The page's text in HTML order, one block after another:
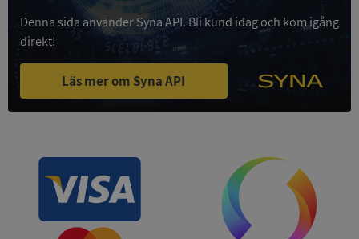
Denna sida använder Syna API. Bli kund idag och kom igång
direkt!
Läs mer om Syna API
VISITOR_PRIVACY_METADATA
YouTube
5 månader
ASP.NET_SessionId
Microsoft
Corporation
de.syna.se
Privacy Policy